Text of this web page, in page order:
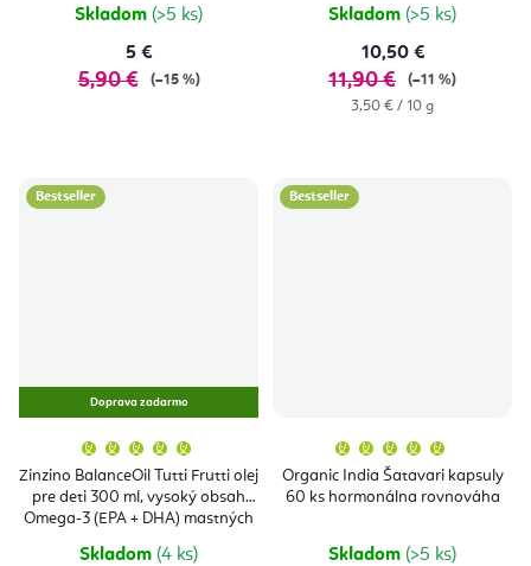
Skladom (>5 ks)
5 €
5,90 € (–15 %)
Skladom (>5 ks)
10,50 €
11,90 €
(–11 %)
Jednotková
3,50 € / 10 g
Bestseller
Doprava zadarmo
Zinzino BalanceOil Tutti Frutti olej
pre deti 300 ml, vysoký obsah
Omega-3 (EPA + DHA) mastných
produktu
je
5,0
z
5
hviezdičiek.
Skladom (4 ks)
Bestseller
Organic India Šatavari kapsuly
60 ks hormonálna rovnováha
produktu
je
5,0
Skladom (>5 ks)